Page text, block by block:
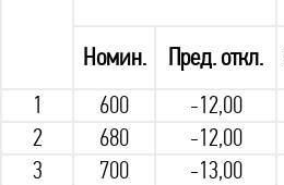
Номин. Пред. откл.
1
600 -12,00
2
680 -12,00
3
700 -13,00